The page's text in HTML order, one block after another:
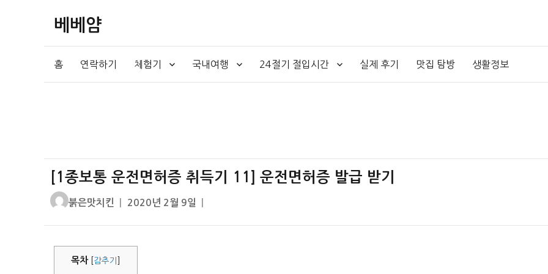
베베얌
홈 연락하기 체험기 국내여행 24절기 절입시간 실제 후기 맛집 탐방 생활정보
[1종보통 운전면허증 취득기 11] 운전면허증 발급 받기
글
붉은맛치킨
작
자
2020년 2월 9일
목차 감추기